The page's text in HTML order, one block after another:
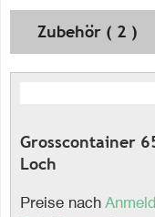
Zubehör ( 2 )
Grosscontainer
Loch
Preise nach